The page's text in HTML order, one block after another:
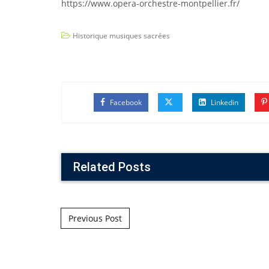
https://www.opera-orchestre-montpellier.fr/
Historique musiques sacrées
Facebook Linkedin
Related Posts
Post navigation
Previous Post